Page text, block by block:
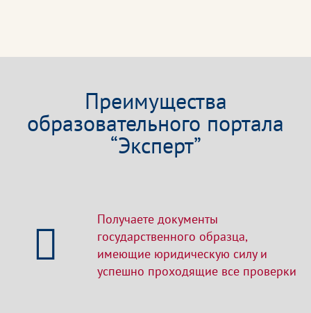
Преимущества
образовательного портала
“Эксперт”
Получаете документы
государственного образца,
имеющие юридическую силу и
успешно проходящие все проверки